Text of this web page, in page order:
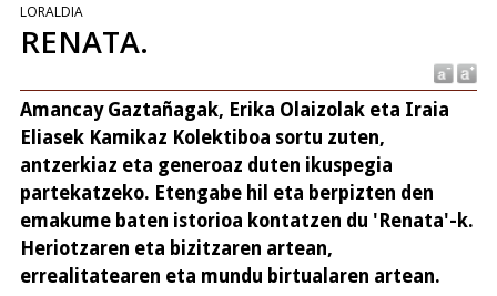
LORALDIA
RENATA.
Amancay Gaztañagak, Erika Olaizolak eta Iraia
Eliasek Kamikaz Kolektiboa sortu zuten,
antzerkiaz eta generoaz duten ikuspegia
partekatzeko. Etengabe hil eta berpizten den
emakume baten istorioa kontatzen du 'Renata'-k.
Heriotzaren eta bizitzaren artean,
errealitatearen eta mundu birtualaren artean.